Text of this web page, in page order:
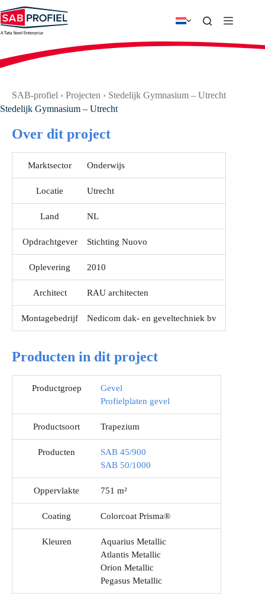
naar
de
inhoud
SAB-profiel › Projecten › Stedelijk Gymnasium – Utrecht
Stedelijk Gymnasium – Utrecht
Over dit project
Marktsector Onderwijs
Locatie Utrecht
Land NL
Opdrachtgever Stichting Nuovo
Oplevering 2010
Architect RAU architecten
Montagebedrijf Nedicom dak- en geveltechniek bv
Producten in dit project
Productgroep
Gevel
Profielplaten gevel
Productsoort Trapezium
Producten
SAB 45/900
SAB 50/1000
Oppervlakte 751 m²
Coating Colorcoat Prisma®
Kleuren
Aquarius Metallic
Atlantis Metallic
Orion Metallic
Pegasus Metallic